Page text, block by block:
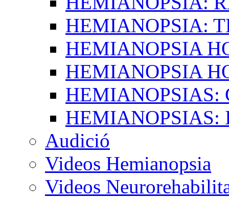
HEMIANOPSIA:
HEMIANOPSIA
HEMIANOPSIA
HEMIANOPSIAS:
HEMIANOPSIAS:
Audició
Videos Hemianopsia
Videos